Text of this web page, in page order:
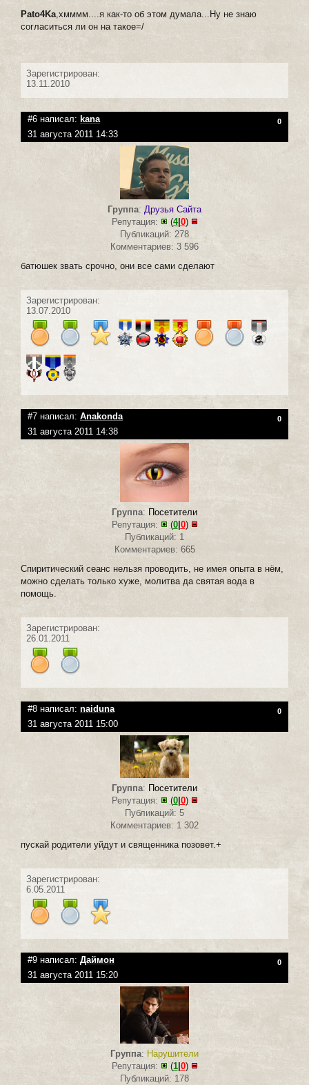
Pato4Ka,хмммм....я как-то об этом думала...Ну не знаю
согласиться ли он на такое=/
Зарегистрирован:
13.11.2010
#6 написал: kana 0
31 августа 2011 14:33
Группа: Друзья Сайта
Репутация:
(4| 0)
Публикаций: 278
Комментариев: 3 596
батюшек звать срочно, они все сами сделают
Зарегистрирован:
13.07.2010
#7 написал: Anakonda 0
31 августа 2011 14:38
Группа: Посетители
Репутация:
(0| 0)
Публикаций: 1
Комментариев: 665
Спиритический сеанс нельзя проводить, не имея опыта в нём,
можно сделать только хуже, молитва да святая вода в
помощь.
Зарегистрирован:
26.01.2011
#8 написал: naiduna 0
31 августа 2011 15:00
Группа: Посетители
Репутация:
(0| 0)
Публикаций: 5
Комментариев: 1 302
пускай родители уйдут и священника позовет.+
Зарегистрирован:
6.05.2011
#9 написал: Даймон 0
31 августа 2011 15:20
Группа: Нарушители
Репутация:
(1| 0)
Публикаций: 178